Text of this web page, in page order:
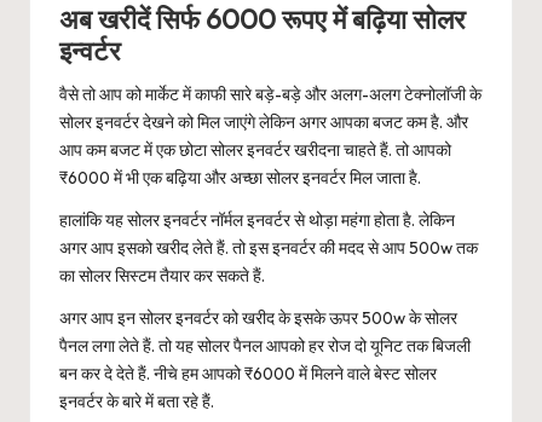
अब खरीदें सिर्फ 6000 रूपए में बढ़िया सोलर
इन्वर्टर
वैसे तो आप को मार्केट में काफी सारे बड़े-बड़े और अलग-अलग टेक्नोलॉजी के
सोलर इनवर्टर देखने को मिल जाएंगे लेकिन अगर आपका बजट कम है. और
आप कम बजट में एक छोटा सोलर इनवर्टर खरीदना चाहते हैं. तो आपको
₹6000 में भी एक बढ़िया और अच्छा सोलर इनवर्टर मिल जाता है.
हालांकि यह सोलर इनवर्टर नॉर्मल इनवर्टर से थोड़ा महंगा होता है. लेकिन
अगर आप इसको खरीद लेते हैं. तो इस इनवर्टर की मदद से आप 500w तक
का सोलर सिस्टम तैयार कर सकते हैं.
अगर आप इन सोलर इनवर्टर को खरीद के इसके ऊपर 500w के सोलर
पैनल लगा लेते हैं. तो यह सोलर पैनल आपको हर रोज दो यूनिट तक बिजली
बन कर दे देते हैं. नीचे हम आपको ₹6000 में मिलने वाले बेस्ट सोलर
इनवर्टर के बारे में बता रहे हैं.